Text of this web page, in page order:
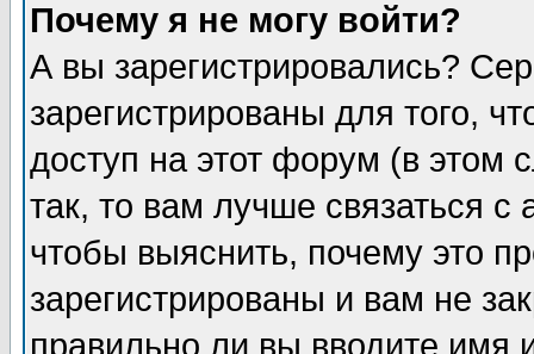
Почему я не могу войти?
А вы зарегистрировались?
зарегистрированы для того,
доступ на этот форум (в этом
так, то вам лучше связаться
чтобы выяснить, почему это
зарегистрированы и вам не
правильно ли вы вводите